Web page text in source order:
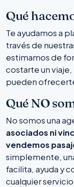
Qué
Te ayudamos a
través de
estimamos de
costarte un
pueden
Qué NO
No somos una
asociados ni
vendemos
simplemente,
facilita, ayuda y
cualquier